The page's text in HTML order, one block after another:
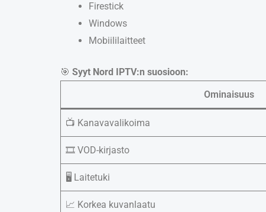
Firestick
Windows
Mobiililaitteet
🎯 Syyt Nord IPTV:n suosioon:
Ominaisuus
📺 Kanavavalikoima
🎞️ VOD-kirjasto
🖥️ Laitetuki
📈 Korkea kuvanlaatu